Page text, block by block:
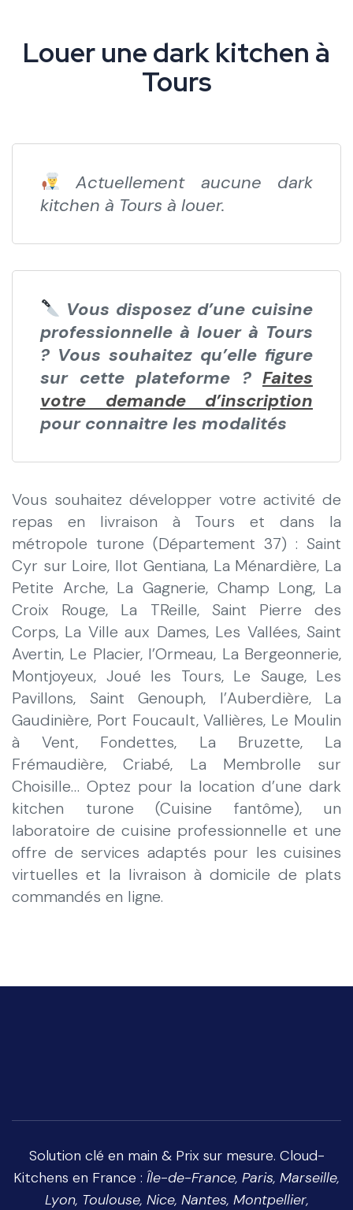
Louer une dark kitchen à
Tours
Actuellement aucune dark
kitchen à Tours à louer.
Vous disposez d’une cuisine
professionnelle à louer à Tours
? Vous souhaitez qu’elle figure
sur cette plateforme ? Faites
votre demande d’inscription
pour connaitre les modalités
Vous souhaitez développer votre activité de
repas en livraison à Tours et dans la
métropole turone (Département 37) : Saint
Cyr sur Loire, Ilot Gentiana, La Ménardière, La
Petite Arche, La Gagnerie, Champ Long, La
Croix Rouge, La TReille, Saint Pierre des
Corps, La Ville aux Dames, Les Vallées, Saint
Avertin, Le Placier, l’Ormeau, La Bergeonnerie,
Montjoyeux, Joué les Tours, Le Sauge, Les
Pavillons, Saint Genouph, l’Auberdière, La
Gaudinière, Port Foucault, Vallières, Le Moulin
à Vent, Fondettes, La Bruzette, La
Frémaudière, Criabé, La Membrolle sur
Choisille… Optez pour la location d’une dark
kitchen turone (Cuisine fantôme), un
laboratoire de cuisine professionnelle et une
offre de services adaptés pour les cuisines
virtuelles et la livraison à domicile de plats
commandés en ligne.
Solution clé en main & Prix sur mesure. Cloud-
Kitchens en France : Île-de-France, Paris, Marseille,
Lyon, Toulouse, Nice, Nantes, Montpellier,